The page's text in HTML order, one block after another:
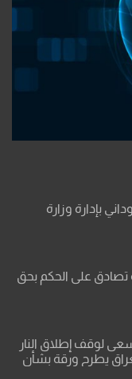
بإدارة وزارة
تصادق على الحكم بحق
لوقف إطلاق النار
يطرح ورقة بشأن